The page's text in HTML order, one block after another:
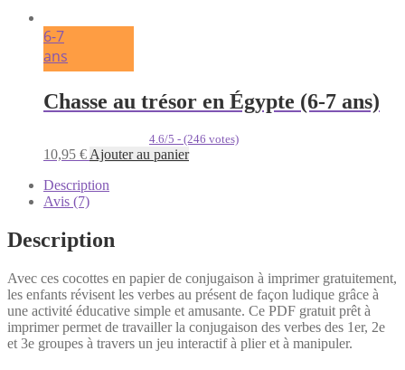
6-7
ans
Chasse au trésor en Égypte (6-7 ans)
4.6/5 - (246 votes)
10,95 € Ajouter au panier
Description
Avis (7)
Description
Avec ces cocottes en papier de conjugaison à imprimer gratuitement,
les enfants révisent les verbes au présent de façon ludique grâce à
une activité éducative simple et amusante. Ce PDF gratuit prêt à
imprimer permet de travailler la conjugaison des verbes des 1er, 2e
et 3e groupes à travers un jeu interactif à plier et à manipuler.